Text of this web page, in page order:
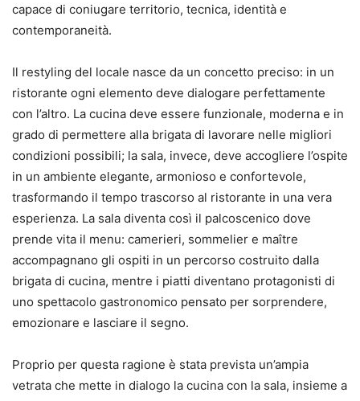
capace di coniugare territorio, tecnica, identità e
contemporaneità.
Il restyling del locale nasce da un concetto preciso: in un
ristorante ogni elemento deve dialogare perfettamente
con l’altro. La cucina deve essere funzionale, moderna e in
grado di permettere alla brigata di lavorare nelle migliori
condizioni possibili; la sala, invece, deve accogliere l’ospite
in un ambiente elegante, armonioso e confortevole,
trasformando il tempo trascorso al ristorante in una vera
esperienza. La sala diventa così il palcoscenico dove
prende vita il menu: camerieri, sommelier e maître
accompagnano gli ospiti in un percorso costruito dalla
brigata di cucina, mentre i piatti diventano protagonisti di
uno spettacolo gastronomico pensato per sorprendere,
emozionare e lasciare il segno.
Proprio per questa ragione è stata prevista un’ampia
vetrata che mette in dialogo la cucina con la sala, insieme a